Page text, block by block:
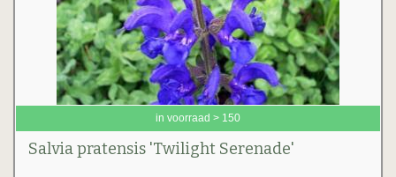
in voorraad > 150
Salvia pratensis 'Twilight Serenade'